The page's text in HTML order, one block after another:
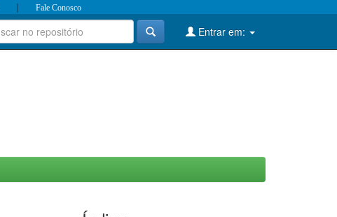
| Fale Conosco
Entrar em: